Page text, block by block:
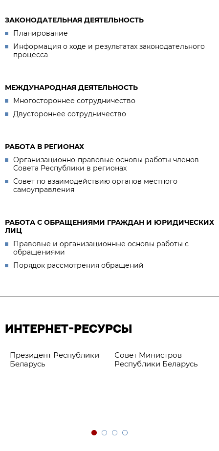
ЗАКОНОДАТЕЛЬНАЯ ДЕЯТЕЛЬНОСТЬ
Планирование
Информация о ходе и результатах законодательного
процесса
МЕЖДУНАРОДНАЯ ДЕЯТЕЛЬНОСТЬ
Многостороннее сотрудничество
Двустороннее сотрудничество
РАБОТА В РЕГИОНАХ
Организационно-правовые основы работы членов
Совета Республики в регионах
Совет по взаимодействию органов местного
самоуправления
РАБОТА С ОБРАЩЕНИЯМИ ГРАЖДАН И ЮРИДИЧЕСКИХ
ЛИЦ
Правовые и организационные основы работы с
обращениями
Порядок рассмотрения обращений
ИНТЕРНЕТ-РЕСУРСЫ
Президент Республики
Беларусь
Совет Министров
Республики Беларусь